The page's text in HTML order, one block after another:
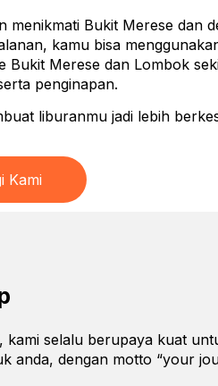
menikmati Bukit Merese dan
kamu bisa
Bukit Merese dan Lombok
penginapan.
liburanmu jadi lebih
Kami
kami selalu berupaya kuat
anda, dengan motto “your